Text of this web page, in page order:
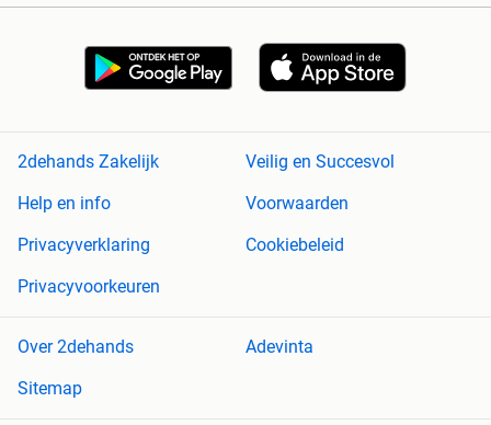
2dehands Zakelijk
Veilig en Succesvol
Help en info
Voorwaarden
Privacyverklaring
Cookiebeleid
Privacyvoorkeuren
Over 2dehands
Adevinta
Sitemap